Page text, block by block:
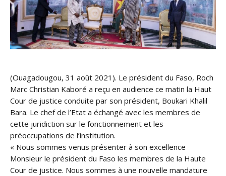
(Ouagadougou, 31 août 2021). Le président du Faso, Roch
Marc Christian Kaboré a reçu en audience ce matin la Haut
Cour de justice conduite par son président, Boukari Khalil
Bara. Le chef de l’Etat a échangé avec les membres de
cette juridiction sur le fonctionnement et les
préoccupations de l’institution.
« Nous sommes venus présenter à son excellence
Monsieur le président du Faso les membres de la Haute
Cour de justice. Nous sommes à une nouvelle mandature